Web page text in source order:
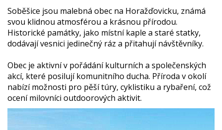
Aktivity
Obce
Administrativa
Kontakty
Soběšice jsou malebná obec na Horažďovicku, známá
svou klidnou atmosférou a krásnou přírodou.
Historické památky, jako místní kaple a staré statky,
dodávají vesnici jedinečný ráz a přitahují návštěvníky.
Obec je aktivní v pořádání kulturních a společenských
akcí, které posilují komunitního ducha. Příroda v okolí
nabízí možnosti pro pěší túry, cyklistiku a rybaření, což
ocení milovníci outdoorových aktivit.